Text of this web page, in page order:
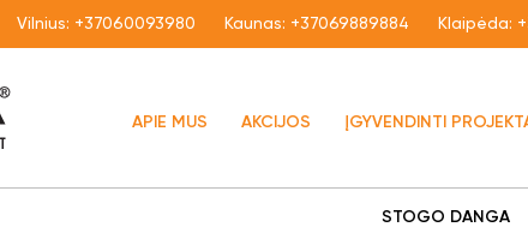
Vilnius: +37060093980 Kaunas: +37069889884 Klaipėda:
APIE MUS AKCIJOS ĮGYVENDINTI
STOGO DANGA